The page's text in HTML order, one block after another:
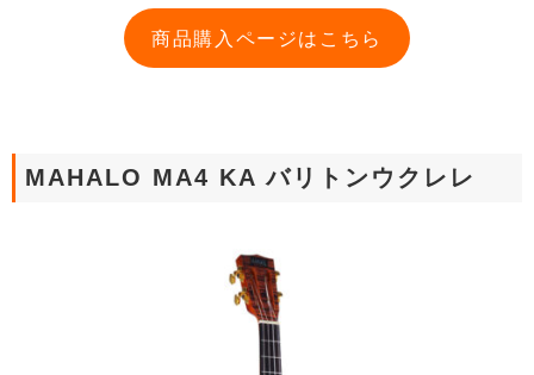
商品購入ページはこちら
MAHALO MA4 KA バリトンウクレレ